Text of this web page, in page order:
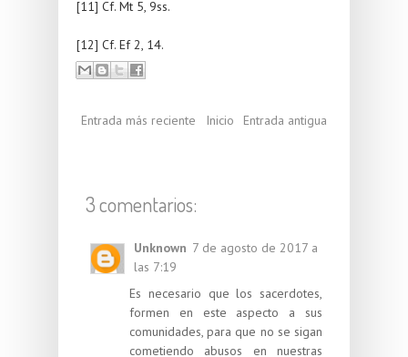
[11] Cf. Mt 5, 9ss.
[12] Cf. Ef 2, 14.
Entrada más reciente Entrada antigua
Inicio
3 comentarios:
Unknown 7 de agosto de 2017 a
las 7:19
Es necesario que los sacerdotes,
formen en este aspecto a sus
comunidades, para que no se sigan
cometiendo abusos en nuestras